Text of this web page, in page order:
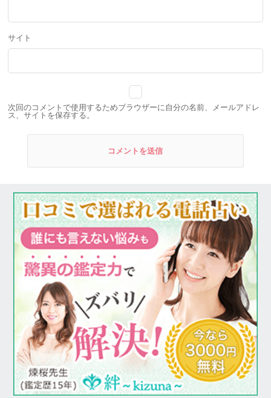
サイト
次回のコメントで使用するためブラウザーに自分の名前、メールアドレ
ス、サイトを保存する。